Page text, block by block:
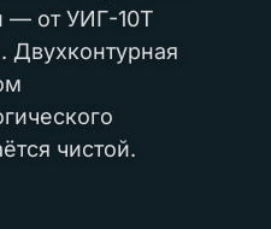
— от УИГ-10Т
Двухконтурная
чистой.